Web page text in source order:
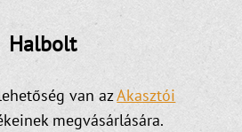
Halbolt
van azAkasztói
megvásárlására.